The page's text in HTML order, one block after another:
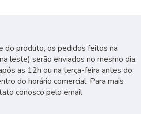
do produto, os pedidos feitos na
leste) serão enviados no mesmo dia.
as 12h ou na terça-feira antes do
do horário comercial. Para mais
conosco pelo email